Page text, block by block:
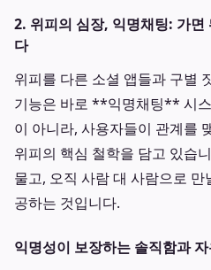
2. 위피의 심장, 익명채팅: 가
다
위피를 다른 소셜 앱들과 구별
기능은 바로 **익명채팅** 시
이 아니라, 사용자들이 관계를
위피의 핵심 철학을 담고 있습
물고, 오직 사람 대 사람으로
공하는 것입니다.
익명성이 보장하는 솔직함과